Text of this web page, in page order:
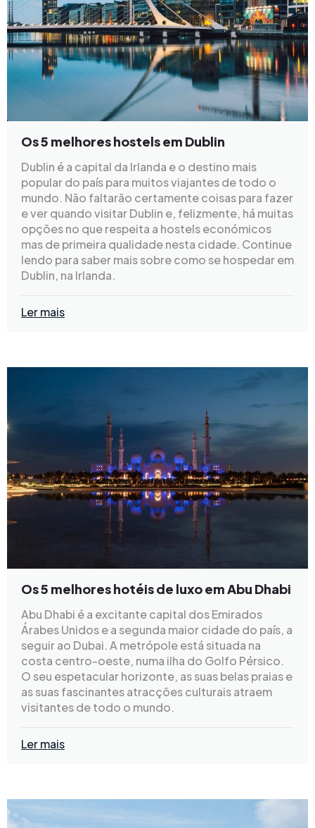
Os 5 melhores hostels em Dublin
Dublin é a capital da Irlanda e o destino mais
popular do país para muitos viajantes de todo o
mundo. Não faltarão certamente coisas para fazer
e ver quando visitar Dublin e, felizmente, há muitas
opções no que respeita a hostels económicos
mas de primeira qualidade nesta cidade. Continue
lendo para saber mais sobre como se hospedar em
Dublin, na Irlanda.
Ler mais
Os 5 melhores hotéis de luxo em Abu Dhabi
Abu Dhabi é a excitante capital dos Emirados
Árabes Unidos e a segunda maior cidade do país, a
seguir ao Dubai. A metrópole está situada na
costa centro-oeste, numa ilha do Golfo Pérsico.
O seu espetacular horizonte, as suas belas praias e
as suas fascinantes atracções culturais atraem
visitantes de todo o mundo.
Ler mais